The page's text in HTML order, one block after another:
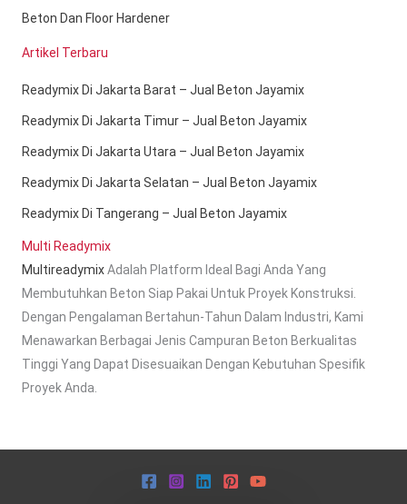
Beton Dan Floor Hardener
Artikel Terbaru
Readymix Di Jakarta Barat – Jual Beton Jayamix
Readymix Di Jakarta Timur – Jual Beton Jayamix
Readymix Di Jakarta Utara – Jual Beton Jayamix
Readymix Di Jakarta Selatan – Jual Beton Jayamix
Readymix Di Tangerang – Jual Beton Jayamix
Multi Readymix
MultireadymixAdalah Platform Ideal Bagi Anda Yang
Membutuhkan Beton Siap Pakai Untuk Proyek Konstruksi.
Dengan Pengalaman Bertahun-Tahun Dalam Industri, Kami
Menawarkan Berbagai Jenis Campuran Beton Berkualitas
Tinggi Yang Dapat Disesuaikan Dengan Kebutuhan Spesifik
Proyek Anda.